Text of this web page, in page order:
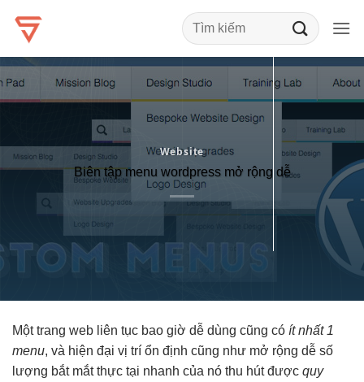
qua
dung
Website
Biên tập menu wordpress mở rộng dễ
Một trang web liên tục bao giờ dễ dùng cũng có ít nhất 1
menu, và hiện đại vị trí ổn định cũng như mở rộng dễ số
lượng bắt mắtthực tại nhanh của nó thu hútđược quy